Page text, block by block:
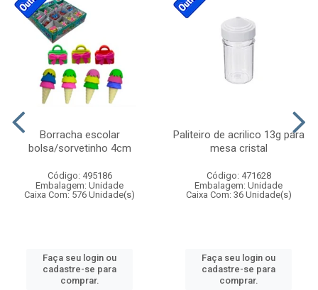
Borracha escolar
bolsa/sorvetinho 4cm
Código: 495186
Embalagem: Unidade
Caixa Com: 576 Unidade(s)
Faça seu login ou
cadastre-se para
comprar.
Paliteiro de acrilico 13g para
mesa cristal
Código: 471628
Embalagem: Unidade
Caixa Com: 36 Unidade(s)
Faça seu login ou
cadastre-se para
comprar.